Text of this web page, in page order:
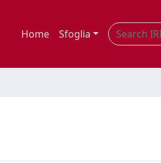
Home Sfoglia